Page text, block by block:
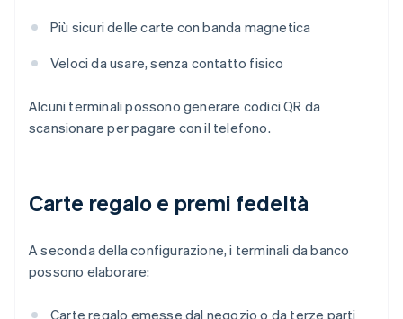
Più sicuri delle carte con banda magnetica
Veloci da usare, senza contatto fisico
Alcuni terminali possono generare codici QR da
scansionare per pagare con il telefono.
Carte regalo e premi fedeltà
A seconda della configurazione, i terminali da banco
possono elaborare:
Carte regalo emesse dal negozio o da terze parti